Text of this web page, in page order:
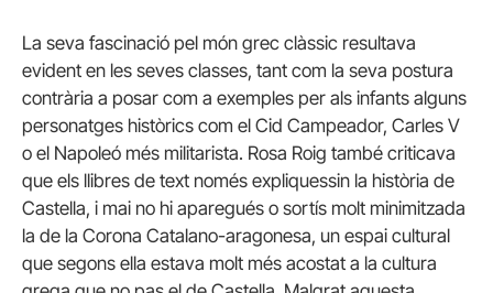
La seva fascinació pel món grec clàssic resultava
evident en les seves classes, tant com la seva postura
contrària a posar com a exemples per als infants alguns
personatges històrics com el Cid Campeador, Carles V
o el Napoleó més militarista. Rosa Roig també criticava
que els llibres de text només expliquessin la història de
Castella, i mai no hi aparegués o sortís molt minimitzada
la de la Corona Catalano-aragonesa, un espai cultural
que segons ella estava molt més acostat a la cultura